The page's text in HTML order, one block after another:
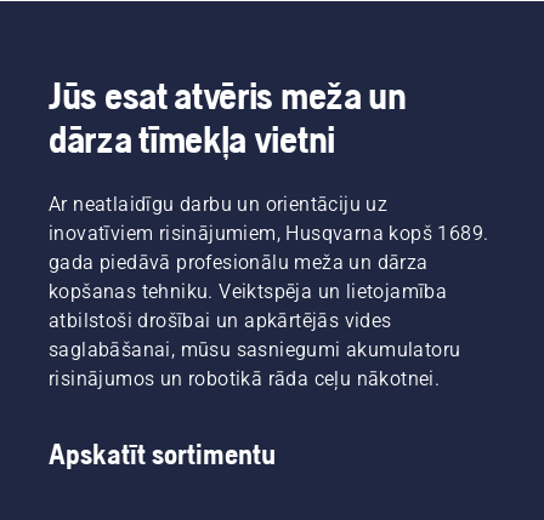
Jūs esat atvēris meža un
dārza tīmekļa vietni
Ar neatlaidīgu darbu un orientāciju uz
inovatīviem risinājumiem, Husqvarna kopš 1689.
gada piedāvā profesionālu meža un dārza
kopšanas tehniku. Veiktspēja un lietojamība
atbilstoši drošībai un apkārtējās vides
saglabāšanai, mūsu sasniegumi akumulatoru
risinājumos un robotikā rāda ceļu nākotnei.
Apskatīt sortimentu